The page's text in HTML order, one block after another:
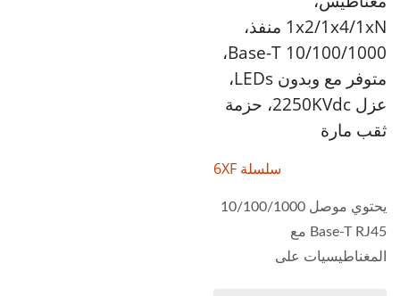
1x2/1x4/1xN منفذ،
10/100/1000 Base-T،
متوفر مع وبدون LEDs،
عزل 2250KVdc، حزمة
ثقب مارة
سلسلة 6XF
يحتوي موصل 10/100/1000
Base-T RJ45 مع
المغناطيسيات على